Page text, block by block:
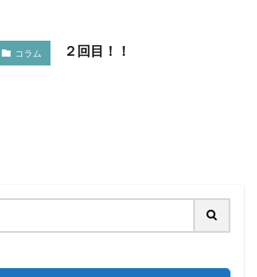
コラム ２回目！！